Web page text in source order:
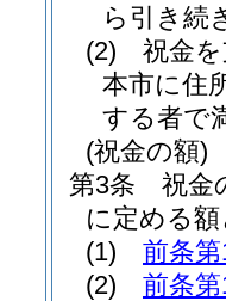
ら引き続
(2)
祝金
本市に住
する者で
(祝金の額)
第3条
祝金
に定める
(1)
前条
(2)
前条